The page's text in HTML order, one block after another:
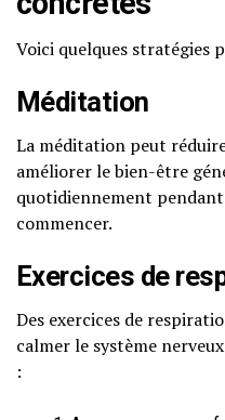
Voici quelques stratégies
Méditation
La méditation peut
améliorer le bien-être
quotidiennement
commencer.
Exercices de
Des exercices de
calmer le système
: